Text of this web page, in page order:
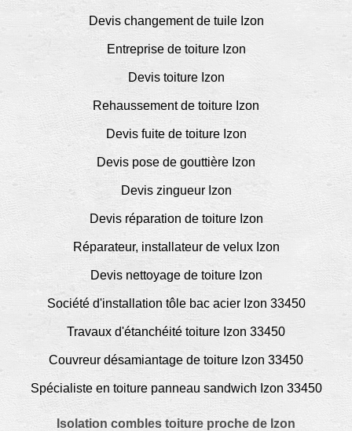
Devis changement de tuile Izon
Entreprise de toiture Izon
Devis toiture Izon
Rehaussement de toiture Izon
Devis fuite de toiture Izon
Devis pose de gouttière Izon
Devis zingueur Izon
Devis réparation de toiture Izon
Réparateur, installateur de velux Izon
Devis nettoyage de toiture Izon
Société d'installation tôle bac acier Izon 33450
Travaux d'étanchéité toiture Izon 33450
Couvreur désamiantage de toiture Izon 33450
Spécialiste en toiture panneau sandwich Izon 33450
Isolation combles toiture proche de Izon